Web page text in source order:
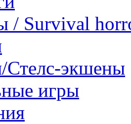
/ Survival
экшены
игры